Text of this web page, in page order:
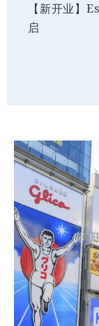
【新开业】
启